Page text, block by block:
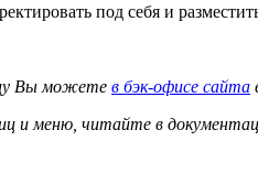
под себя и
Вы можете в бэк-офисе сайта
и меню, читайте в